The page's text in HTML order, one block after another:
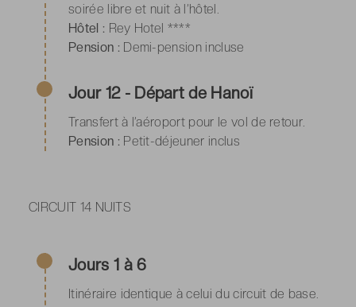
soirée libre et nuit à l’hôtel.
Hôtel : Rey Hotel ****
Pension : Demi-pension incluse
Jour 12 - Départ de Hanoï
Transfert à l’aéroport pour le vol de retour.
Pension : Petit-déjeuner inclus
CIRCUIT 14 NUITS
Jours 1 à 6
Itinéraire identique à celui du circuit de base.